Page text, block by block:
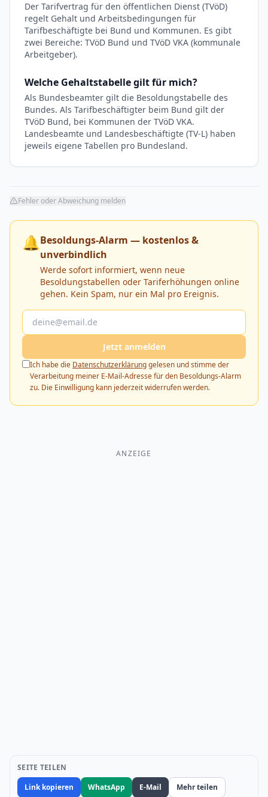
Der Tarifvertrag für den öffentlichen Dienst (TVöD)
regelt Gehalt und Arbeitsbedingungen für
Tarifbeschäftigte bei Bund und Kommunen. Es gibt
zwei Bereiche: TVöD Bund und TVöD VKA (kommunale
Arbeitgeber).
Welche Gehaltstabelle gilt für mich?
Als Bundesbeamter gilt die Besoldungstabelle des
Bundes. Als Tarifbeschäftigter beim Bund gilt der
TVöD Bund, bei Kommunen der TVöD VKA.
Landesbeamte und Landesbeschäftigte (TV-L) haben
jeweils eigene Tabellen pro Bundesland.
Fehler oder Abweichung melden
🔔Besoldungs-Alarm — kostenlos &
unverbindlich
Werde sofort informiert, wenn neue
Besoldungstabellen oder Tariferhöhungen online
gehen. Kein Spam, nur ein Mal pro Ereignis.
Jetzt anmelden
Ich habe die Datenschutzerklärunggelesen und stimme der
Verarbeitung meiner E-Mail-Adresse für den Besoldungs-Alarm
zu. Die Einwilligung kann jederzeit widerrufen werden.
ANZEIGE
SEITE TEILEN
Link kopieren
WhatsApp E-Mail Mehr teilen